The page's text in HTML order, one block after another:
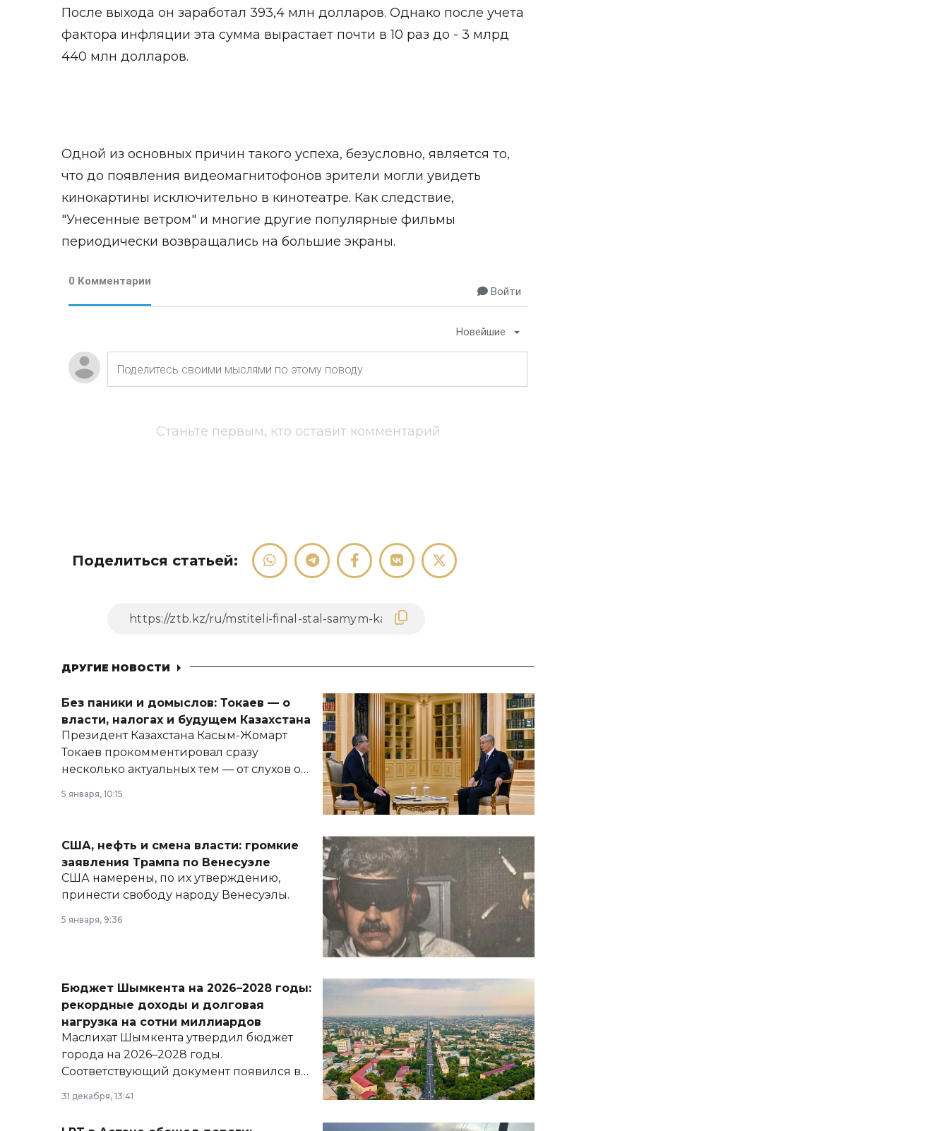
После выхода он заработал 393,4 млн долларов. Однако после учета
фактора инфляции эта сумма вырастает почти в 10 раз до - 3 млрд
440 млн долларов.
Одной из основных причин такого успеха, безусловно, является то,
что до появления видеомагнитофонов зрители могли увидеть
кинокартины исключительно в кинотеатре. Как следствие,
"Унесенные ветром" и многие другие популярные фильмы
периодически возвращались на большие экраны.
0 Комментарии
Войти
Новейшие
Станьте первым, кто оставит комментарий
Поделиться статьей:
ДРУГИЕ НОВОСТИ
Без паники и домыслов: Токаев — о
власти, налогах и будущем Казахстана
Президент Казахстана Касым-Жомарт
Токаев прокомментировал сразу
несколько актуальных тем — от слухов о
армии, экономики и личного здоровья.
5 января, 10:15
США, нефть и смена власти: громкие
заявления Трампа по Венесуэле
США намерены, по их утверждению,
принести свободу народу Венесуэлы.
5 января, 9:36
Бюджет Шымкента на 2026–2028 годы:
рекордные доходы и долговая
нагрузка на сотни миллиардов
Маслихат Шымкента утвердил бюджет
города на 2026–2028 годы.
Соответствующий документ появился в
базе нормативных правовых актов и на
сайте маслихат города.
31 декабря, 13:41